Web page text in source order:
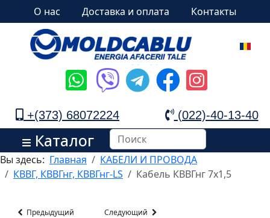
О нас Доставка и оплата Контакты
+(373) 68072224 (022)-40-13-40
Каталог
Вы здесь: Главная
КАБЕЛИ И ПРОВОДА
КВВГ, КВВГнг, КВВГнг-LS
Кабель КВВГнг 7х1,5
Предыдущий Следующий